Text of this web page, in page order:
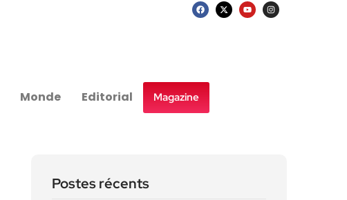
Monde Editorial Magazine
Postes récents